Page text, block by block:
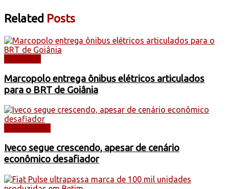
Related Posts
Marcopolo entrega ônibus elétricos articulados
para o BRT de Goiânia
Iveco segue crescendo, apesar de cenário
econômico desafiador